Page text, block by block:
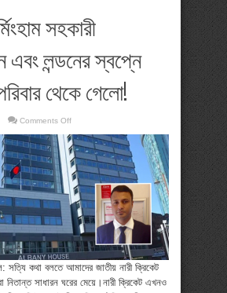
সহকারী
এবং লন্ডনের স্বপ্নে
থেকে গেলো!
Comments Offon
বার্মিংহাম
সহকারী
হাইকমিশন
এবং
লন্ডনের
স্বপ্নে
আরেকটি
পরিবার
থেকে
গেলো!
সত্যি কথা বলতে আমাদের জাতীয় নারী ক্রিকেট
নিতান্ত সাধারন ঘরের মেয়ে।নারী ক্রিকেট এখনও